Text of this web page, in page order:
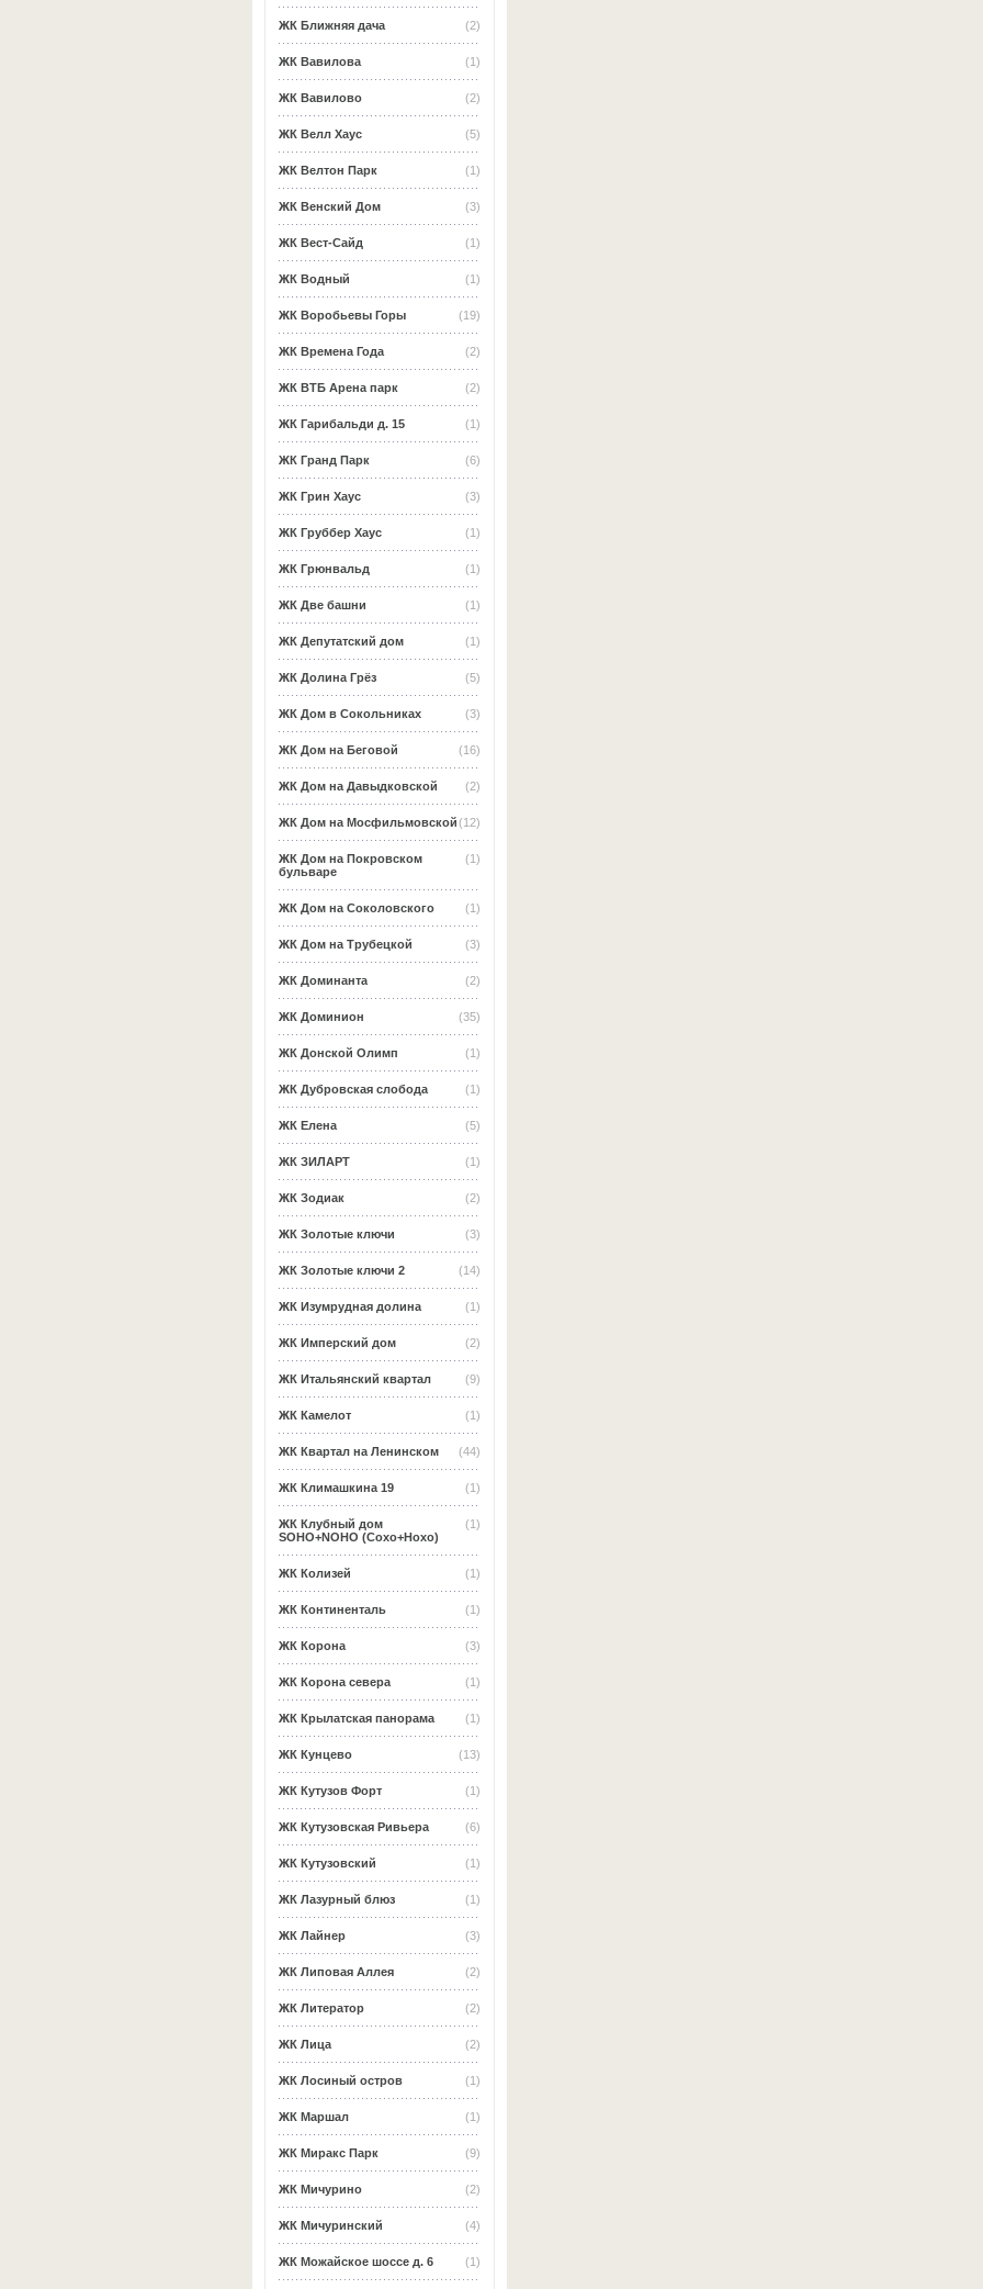
(2)
ЖК Ближняя дача
(1)
ЖК Вавилова
(2)
ЖК Вавилово
(5)
ЖК Велл Хаус
(1)
ЖК Велтон Парк
(3)
ЖК Венский Дом
(1)
ЖК Вест-Сайд
(1)
ЖК Водный
(19)
ЖК Воробьевы Горы
(2)
ЖК Времена Года
(2)
ЖК ВТБ Арена парк
(1)
ЖК Гарибальди д. 15
(6)
ЖК Гранд Парк
(3)
ЖК Грин Хаус
(1)
ЖК Груббер Хаус
(1)
ЖК Грюнвальд
(1)
ЖК Две башни
(1)
ЖК Депутатский дом
(5)
ЖК Долина Грёз
(3)
ЖК Дом в Сокольниках
(16)
ЖК Дом на Беговой
(2)
ЖК Дом на Давыдковской
(12)
ЖК Дом на Мосфильмовской
(1)
ЖК Дом на Покровском
бульваре
(1)
ЖК Дом на Соколовского
(3)
ЖК Дом на Трубецкой
(2)
ЖК Доминанта
(35)
ЖК Доминион
(1)
ЖК Донской Олимп
(1)
ЖК Дубровская слобода
(5)
ЖК Елена
(1)
ЖК ЗИЛАРТ
(2)
ЖК Зодиак
(3)
ЖК Золотые ключи
(14)
ЖК Золотые ключи 2
(1)
ЖК Изумрудная долина
(2)
ЖК Имперский дом
(9)
ЖК Итальянский квартал
(1)
ЖК Камелот
(44)
ЖК Квартал на Ленинском
(1)
ЖК Климашкина 19
(1)
ЖК Клубный дом
SOHO+NOHO (Сохо+Нохо)
(1)
ЖК Колизей
(1)
ЖК Континенталь
(3)
ЖК Корона
(1)
ЖК Корона севера
(1)
ЖК Крылатская панорама
(13)
ЖК Кунцево
(1)
ЖК Кутузов Форт
(6)
ЖК Кутузовская Ривьера
(1)
ЖК Кутузовский
(1)
ЖК Лазурный блюз
(3)
ЖК Лайнер
(2)
ЖК Липовая Аллея
(2)
ЖК Литератор
(2)
ЖК Лица
(1)
ЖК Лосиный остров
(1)
ЖК Маршал
(9)
ЖК Миракс Парк
(2)
ЖК Мичурино
(4)
ЖК Мичуринский
(1)
ЖК Можайское шоссе д. 6